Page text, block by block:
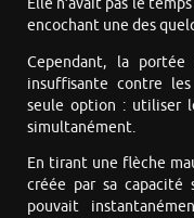
Elle n’avait pas le
encochant une des
Cependant, la
insuffisante contre les
seule option : utiliser
simultanément.
En tirant une flèche
créée par sa capacité
pouvait